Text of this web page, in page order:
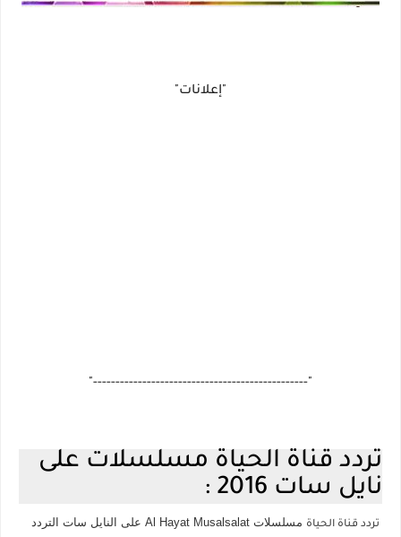
"إعلانات"
"------------------------------------------------"
تردد قناة الحياة مسلسلات على
نايل سات 2016 :
تردد قناة الحياة
مسلسلات Al Hayat Musalsalat على النايل سات التردد